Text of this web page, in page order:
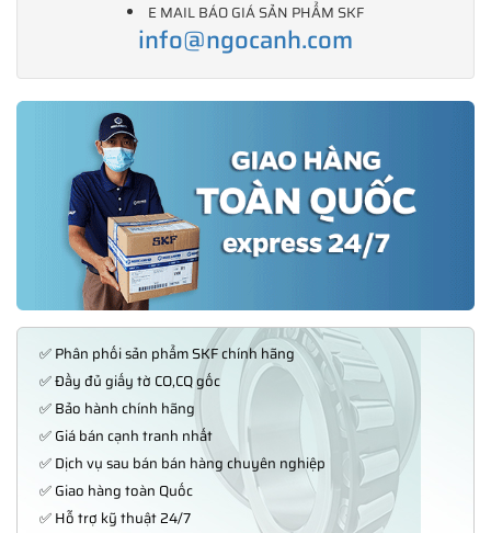
E MAIL BÁO GIÁ SẢN PHẨM SKF
info@ngocanh.com
✅ Phân phối sản phẩm SKF chính hãng
✅ Đầy đủ giấy tờ CO,CQ gốc
✅ Bảo hành chính hãng
✅ Giá bán cạnh tranh nhất
✅ Dịch vụ sau bán bán hàng chuyên nghiệp
✅ Giao hàng toàn Quốc
✅ Hỗ trợ kỹ thuật 24/7